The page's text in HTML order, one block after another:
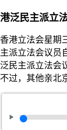
港泛民主派立
香港立法会星期
主派立法会议员
泛民主派立法会
不过，其他亲北